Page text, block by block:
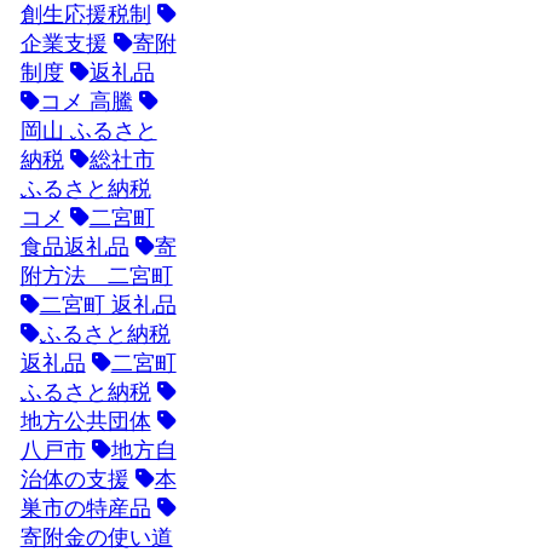
創生応援税制
企業支援
寄附
制度
返礼品
コメ 高騰
岡山 ふるさと
納税
総社市
ふるさと納税
コメ
二宮町
食品返礼品
寄
附方法 二宮町
二宮町 返礼品
ふるさと納税
返礼品
二宮町
ふるさと納税
地方公共団体
八戸市
地方自
治体の支援
本
巣市の特産品
寄附金の使い道